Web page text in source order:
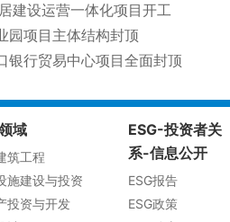
建设运营一体化项目开工
园项目主体结构封顶
银行贸易中心项目全面封顶
域
筑工程
施建设与投资
投资与开发
ESG-投资者关
系-信息公开
ESG报告
ESG政策